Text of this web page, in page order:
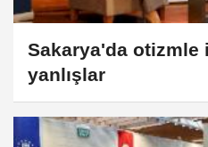
Sakarya'da
yanlışlar